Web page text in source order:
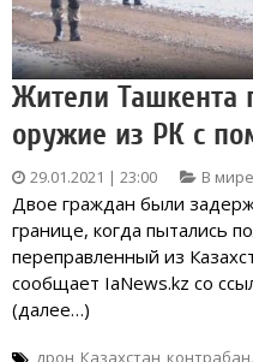
Жители Ташкента
оружие из РК с
29.01.2021 | 23:00 В мире
Двое граждан были
границе, когда пытались
переправленный из
сообщает IaNews.kz со
(далее…)
дрон Казахстан